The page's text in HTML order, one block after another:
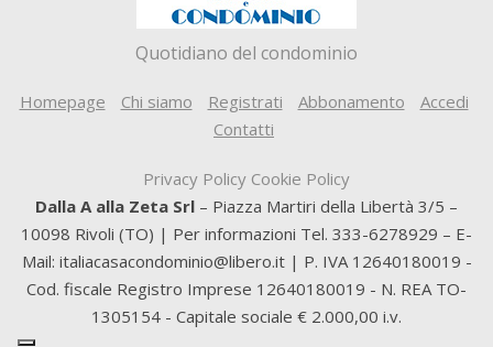
Quotidiano del condominio
Homepage Chi siamo Registrati Abbonamento
Accedi
Contatti
Privacy Policy Cookie Policy
Dalla A alla Zeta Srl – Piazza Martiri della Libertà 3/5 –
10098 Rivoli (TO) | Per informazioni Tel. 333-6278929 – E-
Mail: italiacasacondominio@libero.it | P. IVA 12640180019 -
Cod. fiscale Registro Imprese 12640180019 - N. REA TO-
1305154 - Capitale sociale € 2.000,00 i.v.